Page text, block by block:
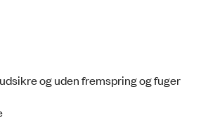
og uden fremspring og fuger